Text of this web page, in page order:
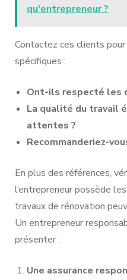
qu'entrepreneur ?
Contactez ces clients
spécifiques :
Ont-ils respecté les
La qualité du travail
attentes ?
Recommanderiez-
En plus des références,
l’entrepreneur possède
travaux de rénovation
Un entrepreneur
présenter :
Une assurance